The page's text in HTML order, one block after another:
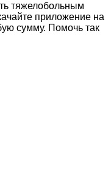
тяжелобольным
приложение на
сумму. Помочь так